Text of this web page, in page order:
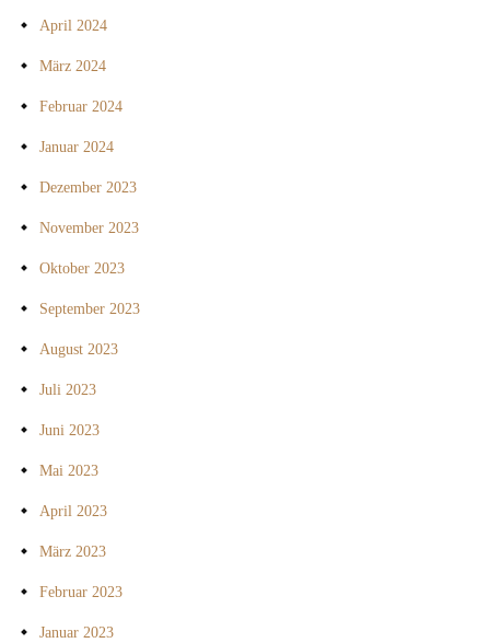
April 2024
März 2024
Februar 2024
Januar 2024
Dezember 2023
November 2023
Oktober 2023
September 2023
August 2023
Juli 2023
Juni 2023
Mai 2023
April 2023
März 2023
Februar 2023
Januar 2023